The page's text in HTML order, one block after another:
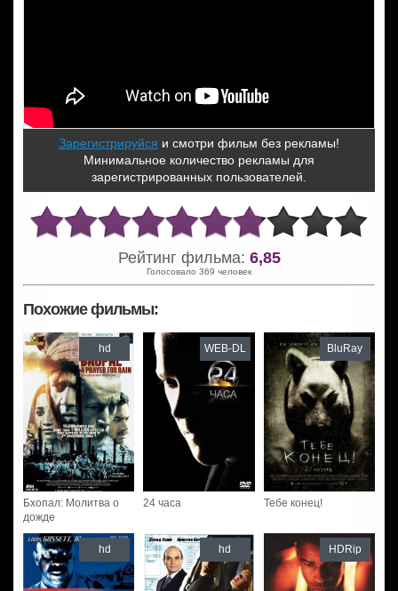
Зарегистрируйся и смотри фильм без рекламы!
Минимальное количество рекламы для
зарегистрированных пользователей.
Рейтинг фильма: 6,85
Голосовало 369 человек
Похожие фильмы:
Бхопал: Молитва о
дожде
hd
24 часа
WEB-DL
Тебе конец!
BluRay
hd hd HDRip